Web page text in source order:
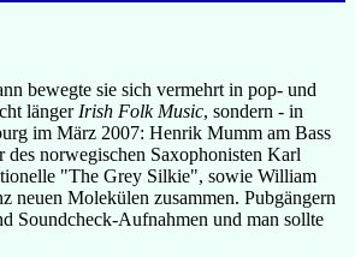
bewegte sie sich vermehrt in pop- und
länger Irish Folk Music, sondern - in
im März 2007: Henrik Mumm am Bass
norwegischen Saxophonisten Karl
"The Grey Silkie", sowie William
neuen Molekülen zusammen. Pubgängern
Soundcheck-Aufnahmen und man sollte